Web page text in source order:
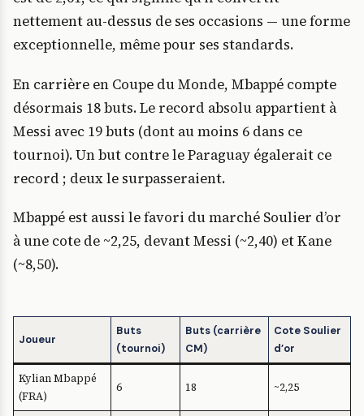
nettement au-dessus de ses occasions — une forme
exceptionnelle, même pour ses standards.
En carrière en Coupe du Monde, Mbappé compte
désormais 18 buts. Le record absolu appartient à
Messi avec 19 buts (dont au moins 6 dans ce
tournoi). Un but contre le Paraguay égalerait ce
record ; deux le surpasseraient.
Mbappé est aussi le favori du marché Soulier d’or
à une cote de ~2,25, devant Messi (~2,40) et Kane
(~8,50).
Joueur
Buts
(tournoi)
Buts (carrière
CM)
Cote Soulier
d’or
Kylian Mbappé
(FRA)
6 18 ~2,25